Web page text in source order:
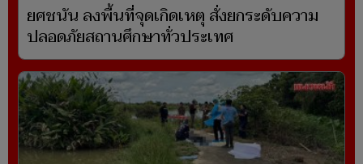
ยศชนัน ลงพื้นที่จุดเกิดเหตุ สั่งยกระดับความ
ปลอดภัยสถานศึกษาทั่วประเทศ